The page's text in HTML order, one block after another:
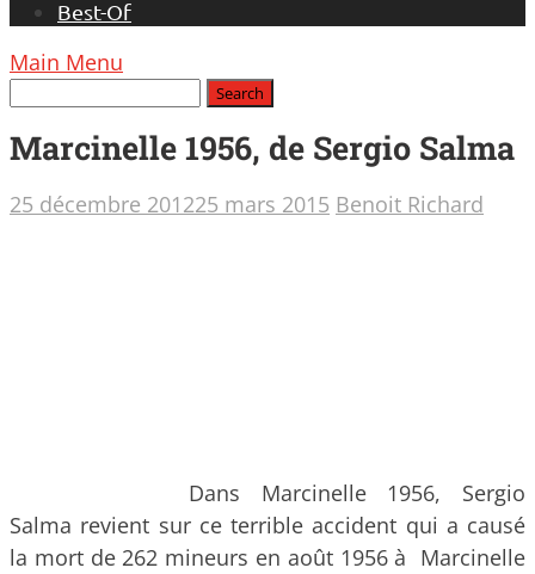
Best-Of
Main Menu
Marcinelle 1956, de Sergio Salma
25 décembre 201225 mars 2015 Benoit Richard
Dans Marcinelle 1956, Sergio
Salma revient sur ce terrible accident qui a causé
la mort de 262 mineurs en août 1956 à Marcinelle